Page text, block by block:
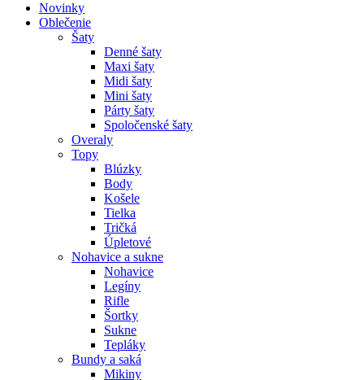
Novinky
Oblečenie
Šaty
Denné šaty
Maxi šaty
Midi šaty
Mini šaty
Párty šaty
Spoločenské šaty
Overaly
Topy
Blúzky
Body
Košele
Tielka
Tričká
Úpletové
Nohavice a sukne
Nohavice
Legíny
Rifle
Šortky
Sukne
Tepláky
Bundy a saká
Mikiny